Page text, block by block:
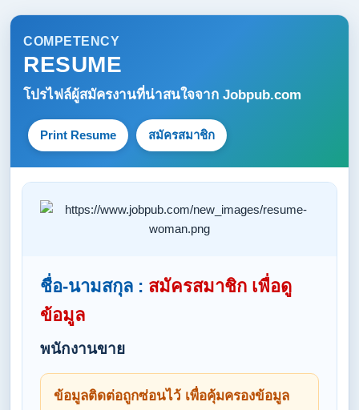
COMPETENCY
RESUME
โปรไฟล์ผู้สมัครงานที่น่าสนใจจาก Jobpub.com
Print Resume สมัครสมาชิก
ชื่อ-นามสกุล : สมัครสมาชิก เพื่อดู
ข้อมูล
พนักงานขาย
ข้อมูลติดต่อถูกซ่อนไว้ เพื่อคุ้มครองข้อมูล